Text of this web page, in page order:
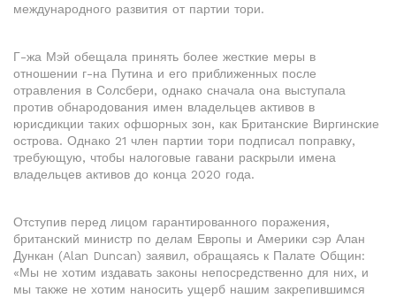
международного развития от партии тори.
Г-жа Мэй обещала принять более жесткие меры в
отношении г-на Путина и его приближенных после
отравления в Солсбери, однако сначала она выступала
против обнародования имен владельцев активов в
юрисдикции таких офшорных зон, как Британские Виргинские
острова. Однако 21 член партии тори подписал поправку,
требующую, чтобы налоговые гавани раскрыли имена
владельцев активов до конца 2020 года.
Отступив перед лицом гарантированного поражения,
британский министр по делам Европы и Америки сэр Алан
Дункан (Alan Duncan) заявил, обращаясь к Палате Общин:
«Мы не хотим издавать законы непосредственно для них, и
мы также не хотим наносить ущерб нашим закрепившимся